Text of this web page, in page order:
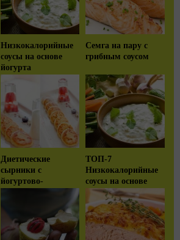
Низкокалорийные
соусы на основе
йогурта
Семга на пару с
грибным соусом
Диетические
сырники с
йогуртово-
ТОП-7
Низкокалорийные
соусы на основе
йогурта